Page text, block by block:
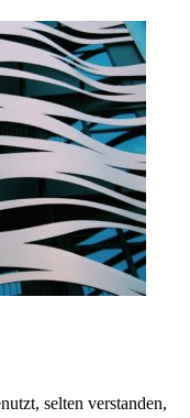
selten verstanden,